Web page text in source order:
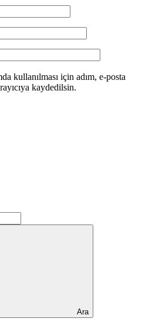
kullanılması için adım, e-posta
kaydedilsin.
Ara